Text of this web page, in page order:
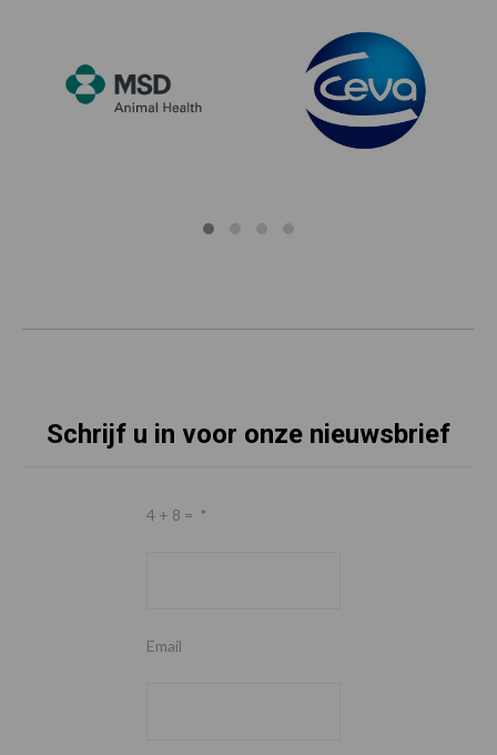
Schrijf u in voor onze nieuwsbrief
4 + 8 = *
Email